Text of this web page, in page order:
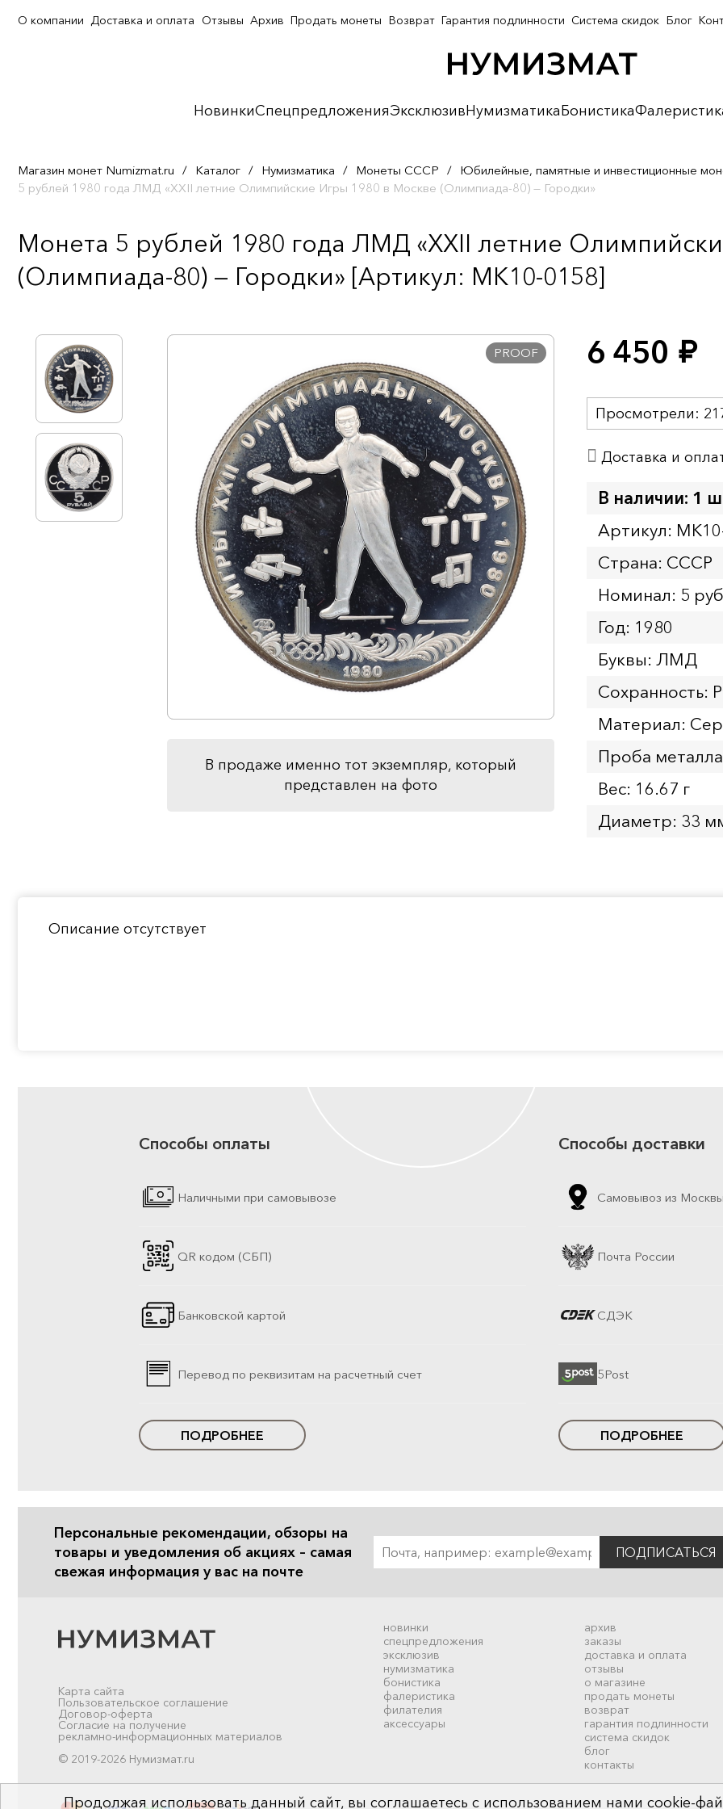
НовинкиСпецпредложенияЭксклюзивНумизматикаБонистика
О компании Доставка и оплата Отзывы Архив Продать монеты Возврат Гарантия подлинности Система скидок Блог
Магазин монет Numizmat.ru / Каталог / Нумизматика / Монеты СССР / Юбилейные, памятные и инвестиционные
5 рублей 1980 года ЛМД «XXII летние Олимпийские Игры 1980 в Москве (Олимпиада-80) — Городки»
Монета 5 рублей 1980 года ЛМД «XXII летние
(Олимпиада-80) — Городки» [Артикул: MK10-0158]
PROOF
В продаже именно тот экземпляр, который
представлен на фото
6 450 руб.
Просмотрели:
Доставка и
В наличии: 1
Артикул:
Страна: СССР
Номинал: 5
Год: 1980
Буквы: ЛМД
Сохранность:
Материал:
Проба
Вес: 16.67 г
Диаметр: 33
Описание отсутствует
Способы оплаты
Наличными при самовывозе
QR кодом (СБП)
Банковской картой
Перевод по реквизитам на расчетный счет
ПОДРОБНЕЕ
Способы доставки
Самовывоз из
Почта России
СДЭК
5Post
ПОДРОБНЕЕ
Персональные рекомендации, обзоры на
товары и уведомления об акциях – самая
свежая информация у вас на почте
ПОДПИСАТЬСЯ
новинки
спецпредложения
эксклюзив
нумизматика
бонистика
фалеристика
филателия
аксессуары
архив
заказы
доставка и оплата
отзывы
о магазине
продать монеты
возврат
гарантия подлинности
система скидок
блог
контакты
Карта сайта
Пользовательское соглашение
Договор-оферта
Согласие на получение
рекламно-информационных материалов
© 2019-2026 Нумизмат.ru
Продолжая использовать данный сайт, вы соглашаетесь с использованием нами cookie-